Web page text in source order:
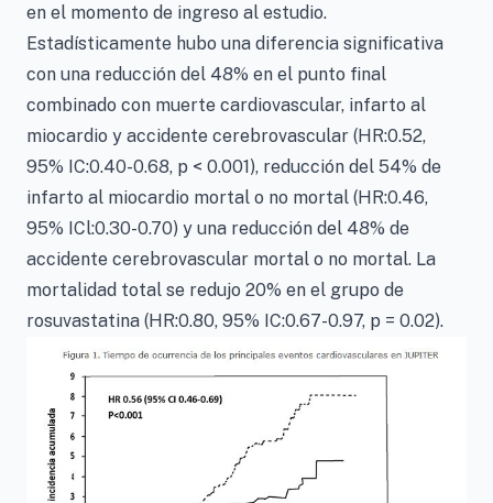
en el momento de ingreso al estudio.
Estadísticamente hubo una diferencia significativa
con una reducción del 48% en el punto final
combinado con muerte cardiovascular, infarto al
miocardio y accidente cerebrovascular (HR:0.52,
95% IC:0.40-0.68, p < 0.001), reducción del 54% de
infarto al miocardio mortal o no mortal (HR:0.46,
95% ICl:0.30-0.70) y una reducción del 48% de
accidente cerebrovascular mortal o no mortal. La
mortalidad total se redujo 20% en el grupo de
rosuvastatina (HR:0.80, 95% IC:0.67-0.97, p = 0.02).